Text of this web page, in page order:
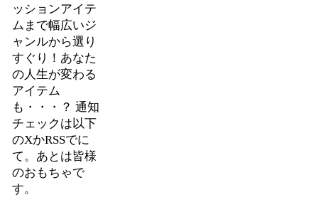
ッションアイテ
ムまで幅広いジ
ャンルから選り
すぐり！あなた
の人生が変わる
アイテム
も・・・？ 通知
チェックは以下
のXかRSSでに
て。あとは皆様
のおもちゃで
す。